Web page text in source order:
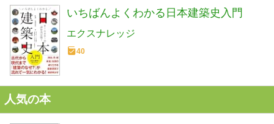
いちばんよくわかる日本建築史入門
エクスナレッジ
40
人気の本